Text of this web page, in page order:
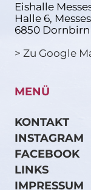
Eishalle
Halle 6,
6850 Dornbirn
> Zu Google
MENÜ
KONTAKT
INSTAGRAM
FACEBOOK
LINKS
IMPRESSUM